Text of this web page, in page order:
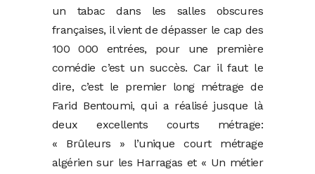
un tabac dans les salles obscures
françaises, il vient de dépasser le cap des
100 000 entrées, pour une première
comédie c’est un succès. Car il faut le
dire, c’est le premier long métrage de
Farid Bentoumi, qui a réalisé jusque là
deux excellents courts métrage:
« Brûleurs » l’unique court métrage
algérien sur les Harragas et « Un métier